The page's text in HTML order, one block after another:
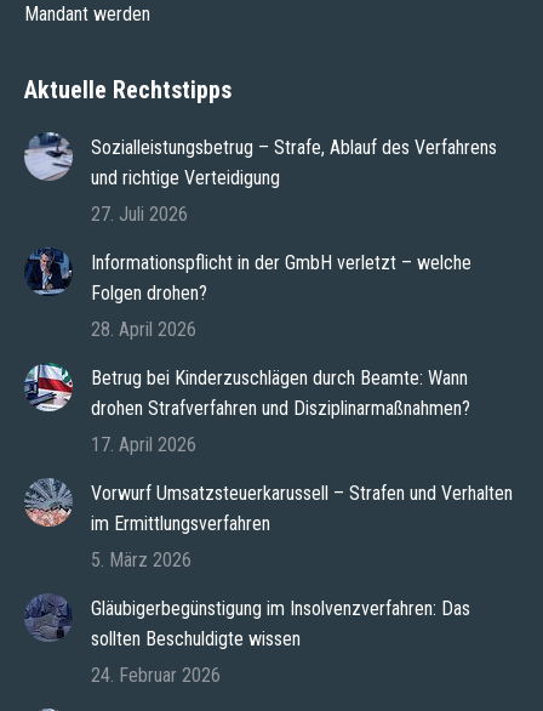
Mandant werden
Aktuelle Rechtstipps
Sozialleistungsbetrug – Strafe, Ablauf des Verfahrens
und richtige Verteidigung
27. Juli 2026
Informationspflicht in der GmbH verletzt – welche
Folgen drohen?
28. April 2026
Betrug bei Kinderzuschlägen durch Beamte: Wann
drohen Strafverfahren und Disziplinarmaßnahmen?
17. April 2026
Vorwurf Umsatzsteuerkarussell – Strafen und Verhalten
im Ermittlungsverfahren
5. März 2026
Gläubigerbegünstigung im Insolvenzverfahren: Das
sollten Beschuldigte wissen
24. Februar 2026